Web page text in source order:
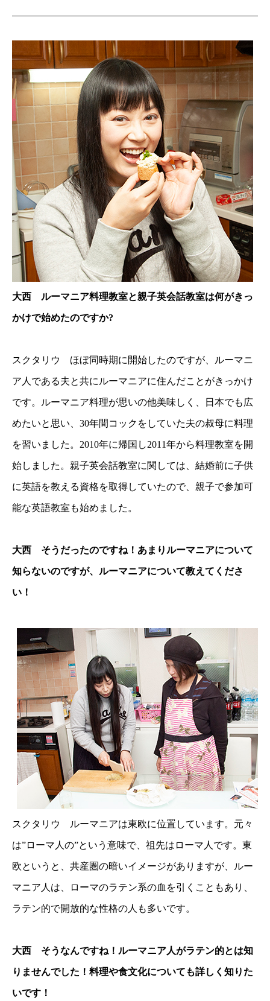
大西 ルーマニア料理教室と親子英会話教室は何がきっ
かけで始めたのですか?
スクタリウ ほぼ同時期に開始したのですが、ルーマニ
ア人である夫と共にルーマニアに住んだことがきっかけ
です。ルーマニア料理が思いの他美味しく、日本でも広
めたいと思い、30年間コックをしていた夫の叔母に料理
を習いました。2010年に帰国し2011年から料理教室を開
始しました。親子英会話教室に関しては、結婚前に子供
に英語を教える資格を取得していたので、親子で参加可
能な英語教室も始めました。
大西 そうだったのですね！あまりルーマニアについて
知らないのですが、ルーマニアについて教えてくださ
い！
スクタリウ ルーマニアは東欧に位置しています。元々
は”ローマ人の”という意味で、祖先はローマ人です。東
欧というと、共産圏の暗いイメージがありますが、ルー
マニア人は、ローマのラテン系の血を引くこともあり、
ラテン的で開放的な性格の人も多いです。
大西 そうなんですね！ルーマニア人がラテン的とは知
りませんでした！料理や食文化についても詳しく知りた
いです！